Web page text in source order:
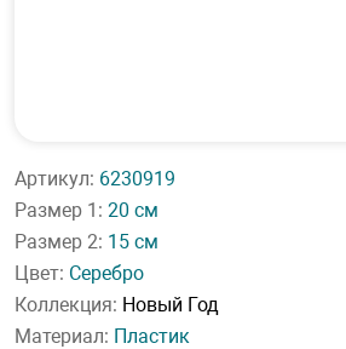
Артикул: 6230919
Размер 1: 20 см
Размер 2: 15 см
Цвет: Серебро
Коллекция: Новый Год
Материал: Пластик